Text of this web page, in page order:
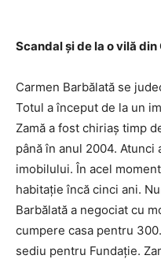
Scandal şi de la o vilă din
Carmen Barbălată se
Totul a început de la un
Zamă a fost chiriaş timp
până în anul 2004.
imobilului. În acel
habitaţie încă cinci ani.
Barbălată a negociat cu
cumpere casa pentru
sediu pentru Fundaţie.